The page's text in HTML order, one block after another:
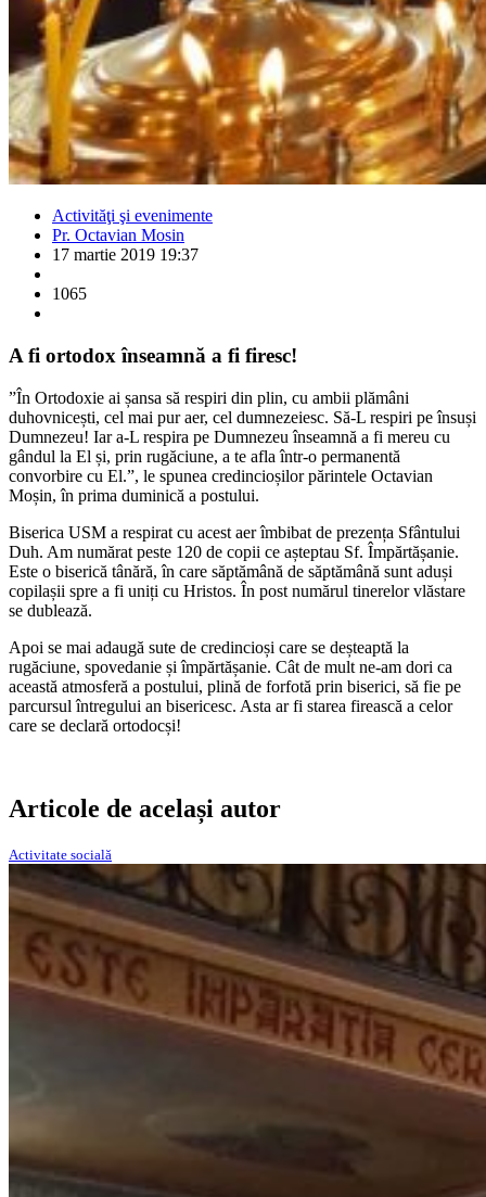
Activităţi şi evenimente
Pr. Octavian Mosin
17 martie 2019 19:37
1065
A fi ortodox înseamnă a fi firesc!
”În Ortodoxie ai șansa să respiri din plin, cu ambii plămâni
duhovnicești, cel mai pur aer, cel dumnezeiesc. Să-L respiri pe însuși
Dumnezeu! Iar a-L respira pe Dumnezeu înseamnă a fi mereu cu
gândul la El și, prin rugăciune, a te afla într-o permanentă
convorbire cu El.”, le spunea credincioșilor părintele Octavian
Moșin, în prima duminică a postului.
Biserica USM a respirat cu acest aer îmbibat de prezența Sfântului
Duh. Am numărat peste 120 de copii ce așteptau Sf. Împărtășanie.
Este o biserică tânără, în care săptămână de săptămână sunt aduși
copilașii spre a fi uniți cu Hristos. În post numărul tinerelor vlăstare
se dublează.
Apoi se mai adaugă sute de credincioși care se deșteaptă la
rugăciune, spovedanie și împărtășanie. Cât de mult ne-am dori ca
această atmosferă a postului, plină de forfotă prin biserici, să fie pe
parcursul întregului an bisericesc. Asta ar fi starea firească a celor
care se declară ortodocși!
Articole de același autor
Activitate socială